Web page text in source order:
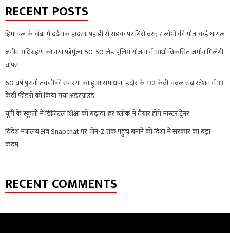
RECENT POSTS
हिमाचल के चंबा में दर्दनाक हादसा, पहाड़ी से सड़क पर गिरी बस; 7 लोगों की मौत, कई घायल
जमीन अधिग्रहण का नया फॉर्मूला, 50-50 लैंड पूलिंग योजना में आधी विकसित जमीन मिलेगी
वापस
60 वर्ष पुरानी तकनीकी समस्या का हुआ समाधान: इंदौर के 132 केवी चंबल सब स्टेशन में 33
केवी फीडरों को किया गया अंडरग्राउंड
यूपी के स्कूलों में डिजिटल शिक्षा को बढ़ावा, हर ब्लॉक में तैयार होंगे मास्टर ट्रेनर
विदेश मंत्रालय अब Snapchat पर, जेन-Z तक पहुंच बनाने की दिशा में सरकार का बड़ा
कदम
RECENT COMMENTS